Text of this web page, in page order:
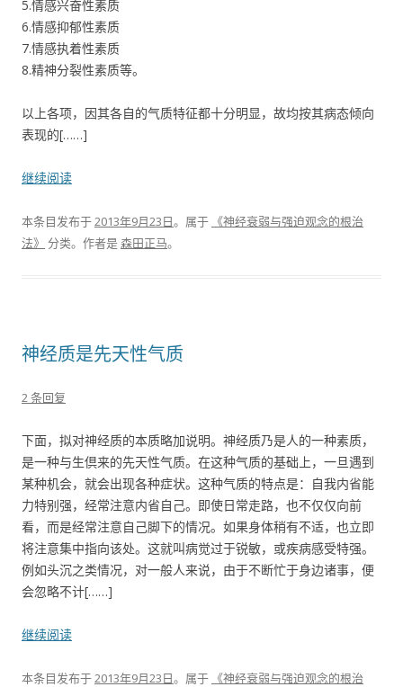
5.情感兴奋性素质
6.情感抑郁性素质
7.情感执着性素质
8.精神分裂性素质等。
以上各项，因其各自的气质特征都十分明显，故均按其病态倾向
表现的[……]
继续阅读
本条目发布于2013年9月23日。属于 《神经衰弱与强迫观念的根治
法》 分类。 作者是森田正马。
神经质是先天性气质
2 条回复
下面，拟对神经质的本质略加说明。神经质乃是人的一种素质，
是一种与生倶来的先天性气质。在这种气质的基础上，一旦遇到
某种机会，就会出现各种症状。这种气质的特点是：自我内省能
力特别强，经常注意内省自己。即使日常走路，也不仅仅向前
看，而是经常注意自己脚下的情况。如果身体稍有不适，也立即
将注意集中指向该处。这就叫病觉过于锐敏，或疾病感受特强。
例如头沉之类情况，对一般人来说，由于不断忙于身边诸事，便
会忽略不计[……]
继续阅读
本条目发布于2013年9月23日。属于 《神经衰弱与强迫观念的根治